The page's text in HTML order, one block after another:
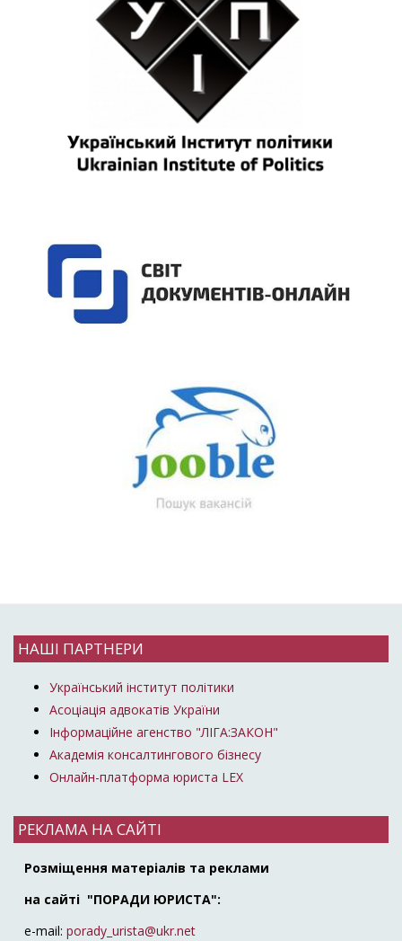
НАШІ ПАРТНЕРИ
Український інститут політики
Асоціація адвокатів України
Інформаційне агенство "ЛІГА:ЗАКОН"
Академія консалтингового бізнесу
Онлайн-платформа юриста LEX
РЕКЛАМА НА САЙТІ
Розміщення матеріалів та реклами
на сайті "ПОРАДИ ЮРИСТА":
e-mail: porady_urista@ukr.net